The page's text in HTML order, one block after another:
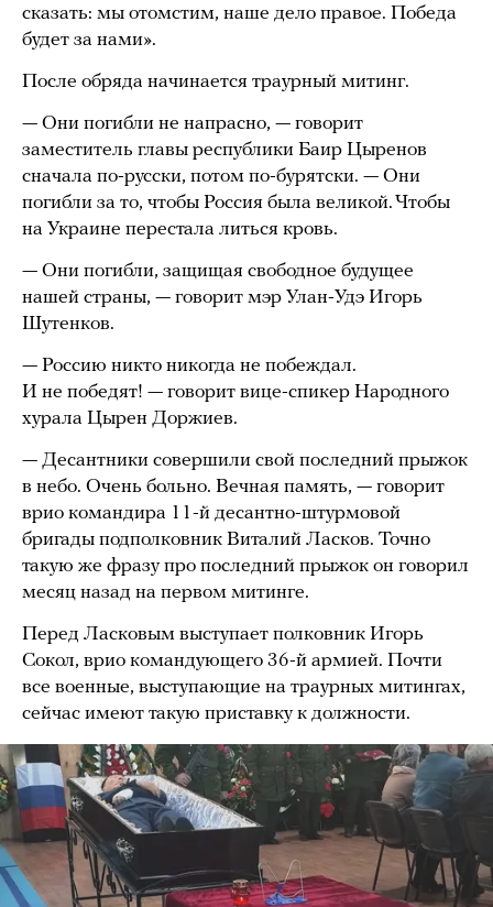
сказать: мы отомстим, наше дело правое. Победа
будет за нами».
После обряда начинается траурный митинг.
— Они погибли не напрасно, — говорит
заместитель главы республики Баир Цыренов
сначала по-русски, потом по-бурятски. — Они
погибли за то, чтобы Россия была великой. Чтобы
на Украине перестала литься кровь.
— Они погибли, защищая свободное будущее
нашей страны, — говорит мэр Улан-Удэ Игорь
Шутенков.
— Россию никто никогда не побеждал.
И не победят! — говорит вице-спикер Народного
хурала Цырен Доржиев.
— Десантники совершили свой последний прыжок
в небо. Очень больно. Вечная память, — говорит
врио командира 11-й десантно-штурмовой
бригады подполковник Виталий Ласков. Точно
такую же фразу про последний прыжок он говорил
месяц назад на первом митинге.
Перед Ласковым выступает полковник Игорь
Сокол, врио командующего 36-й армией. Почти
все военные, выступающие на траурных митингах,
сейчас имеют такую приставку к должности.